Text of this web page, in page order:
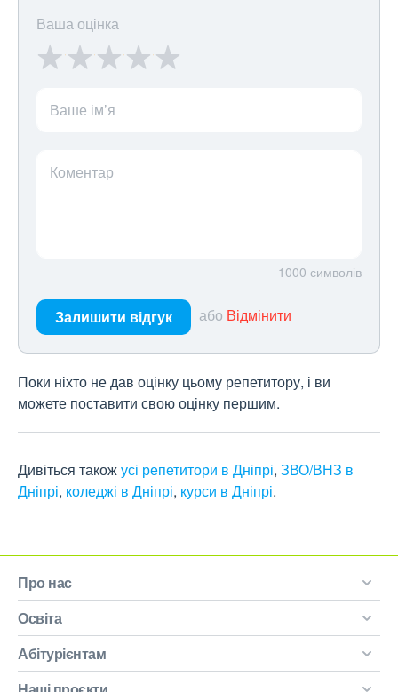
Ваша оцінка
Ваше ім’я
Коментар
1000 символів
Залишити відгук або Відмінити
Поки ніхто не дав оцінку цьому репетитору, і ви
можете поставити свою оцінку першим.
Дивіться такожусі репетитори в Дніпрі, ЗВО/ВНЗ в
Дніпрі, коледжі в Дніпрі, курси в Дніпрі.
Про нас
Освіта
Абітурієнтам